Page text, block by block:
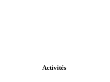
Activités